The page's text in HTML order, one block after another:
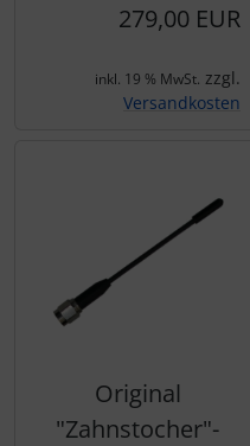
279,00 EUR
inkl. 19 % MwSt. zzgl.
Versandkosten
Original
"Zahnstocher"-